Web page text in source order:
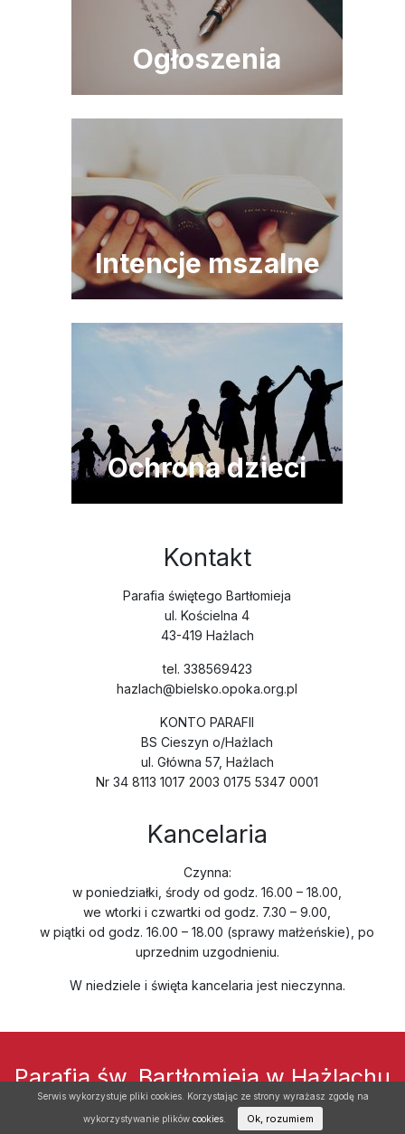
Ogłoszenia
Intencje mszalne
Ochrona dzieci
Kontakt
Parafia świętego Bartłomieja
ul. Kościelna 4
43-419 Hażlach
tel. 338569423
hazlach@bielsko.opoka.org.pl
KONTO PARAFII
BS Cieszyn o/Hażlach
ul. Główna 57, Hażlach
Nr 34 8113 1017 2003 0175 5347 0001
Kancelaria
Czynna:
w poniedziałki, środy od godz. 16.00 – 18.00,
we wtorki i czwartki od godz. 7.30 – 9.00,
w piątki od godz. 16.00 – 18.00 (sprawy małżeńskie), po
uprzednim uzgodnieniu.
W niedziele i święta kancelaria jest nieczynna.
Parafia św. Bartłomieja w Hażlachu
Wszelkie prawa zastrzeżone.Cookies.
Serwis wykorzystuje pliki cookies. Korzystając ze strony wyrażasz zgodę na
wykorzystywanie plików cookies. Ok, rozumiem